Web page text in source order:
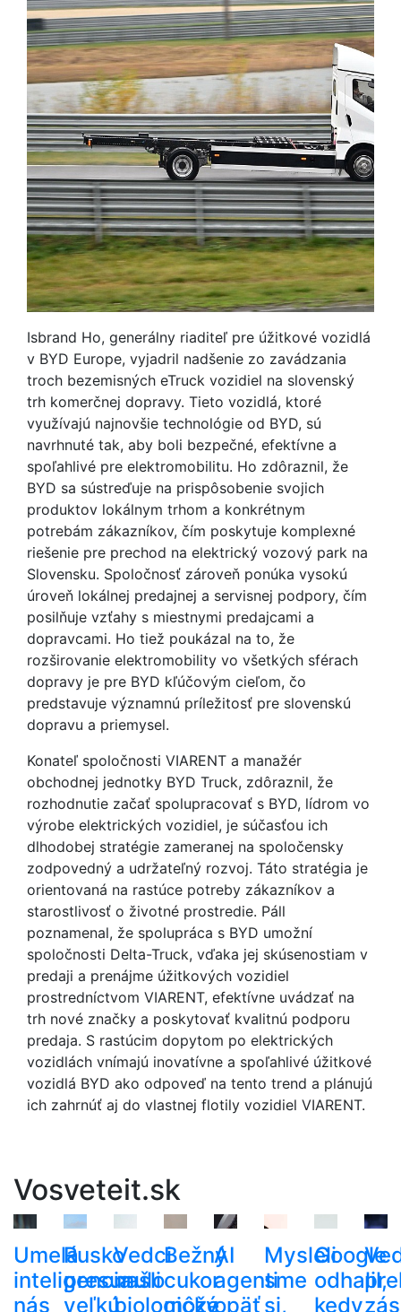
Isbrand Ho, generálny riaditeľ pre úžitkové vozidlá
v BYD Europe, vyjadril nadšenie zo zavádzania
troch bezemisných eTruck vozidiel na slovenský
trh komerčnej dopravy. Tieto vozidlá, ktoré
využívajú najnovšie technológie od BYD, sú
navrhnuté tak, aby boli bezpečné, efektívne a
spoľahlivé pre elektromobilitu. Ho zdôraznil, že
BYD sa sústreďuje na prispôsobenie svojich
produktov lokálnym trhom a konkrétnym
potrebám zákazníkov, čím poskytuje komplexné
riešenie pre prechod na elektrický vozový park na
Slovensku. Spoločnosť zároveň ponúka vysokú
úroveň lokálnej predajnej a servisnej podpory, čím
posilňuje vzťahy s miestnymi predajcami a
dopravcami. Ho tiež poukázal na to, že
rozširovanie elektromobility vo všetkých sférach
dopravy je pre BYD kľúčovým cieľom, čo
predstavuje významnú príležitosť pre slovenskú
dopravu a priemysel.
Konateľ spoločnosti VIARENT a manažér
obchodnej jednotky BYD Truck, zdôraznil, že
rozhodnutie začať spolupracovať s BYD, lídrom vo
výrobe elektrických vozidiel, je súčasťou ich
dlhodobej stratégie zameranej na spoločensky
zodpovedný a udržateľný rozvoj. Táto stratégia je
orientovaná na rastúce potreby zákazníkov a
starostlivosť o životné prostredie. Páll
poznamenal, že spolupráca s BYD umožní
spoločnosti Delta-Truck, vďaka jej skúsenostiam v
predaji a prenájme úžitkových vozidiel
prostredníctvom VIARENT, efektívne uvádzať na
trh nové značky a poskytovať kvalitnú podporu
predaja. S rastúcim dopytom po elektrických
vozidlách vnímajú inovatívne a spoľahlivé úžitkové
vozidlá BYD ako odpoveď na tento trend a plánujú
ich zahrnúť aj do vlastnej flotily vozidiel VIARENT.
Vosveteit.sk
Umelá
inteligencia
nás
Rusko
presunulo
veľkú
Vedci
našli
biologický
Bežný
cukor
môže
AI
agenti
opäť
Mysleli
sme
si,
Google
odhalil,
kedy